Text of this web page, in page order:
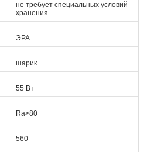
не требует специальных условий
хранения
ЭРА
шарик
55 Вт
Ra>80
560